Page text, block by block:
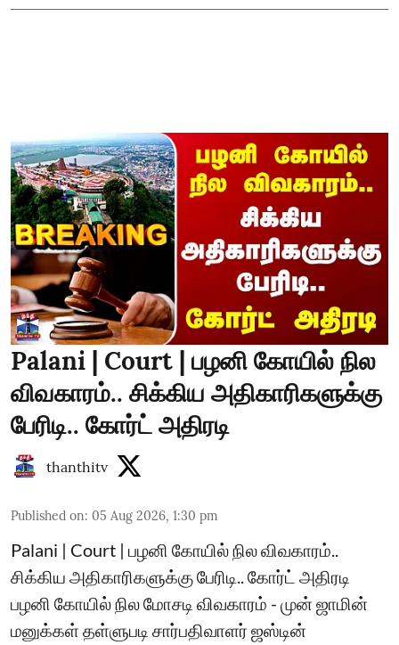
Palani | Court | பழனி கோயில் நில
விவகாரம்.. சிக்கிய அதிகாரிகளுக்கு
பேரிடி.. கோர்ட் அதிரடி
thanthitv
Published on: 05 Aug 2026, 1:30 pm
Palani | Court | பழனி கோயில் நில விவகாரம்..
சிக்கிய அதிகாரிகளுக்கு பேரிடி.. கோர்ட் அதிரடி
பழனி கோயில் நில மோசடி விவகாரம் - முன் ஜாமின்
மனுக்கள் தள்ளுபடி சார்பதிவாளர் ஜஸ்டின்